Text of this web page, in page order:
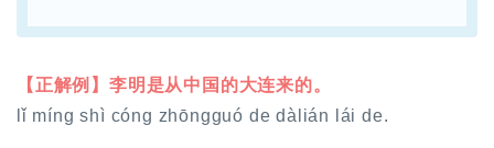
【正解例】李明是从中国的大连来的。
lǐ míng shì cóng zhōngguó de dàlián lái de.